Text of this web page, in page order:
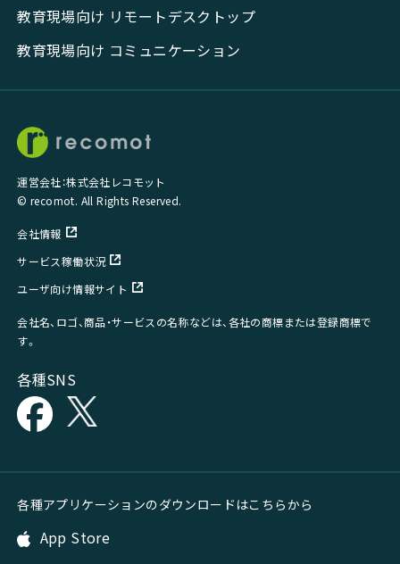
教育現場向け リモートデスクトップ
教育現場向け コミュニケーション
運営会社：株式会社レコモット
© recomot. All Rights Reserved.
会社情報
サービス稼働状況
ユーザ向け情報サイト
会社名、ロゴ、商品・サービスの名称などは、各社の商標または登録商標で
す。
各種SNS
各種アプリケーションのダウンロードはこちらから
App Store